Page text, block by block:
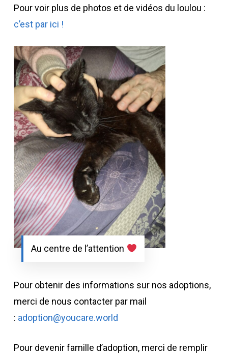
Pour voir plus de photos et de vidéos du loulou :
c’est par ici !
Au centre de l’attention
Pour obtenir des informations sur nos adoptions,
merci de nous contacter par mail
: adoption@youcare.world
Pour devenir famille d’adoption, merci de remplir